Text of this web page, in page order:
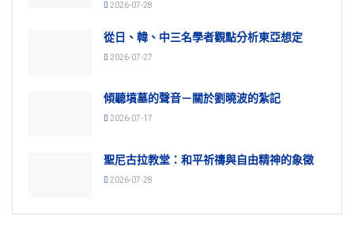
2026-07-28
從日、韓、中三名學者觀點分析東亞想定
2026-07-27
傾聽墳墓的聲音－關於劉曉波的紮記
2026-07-17
聖尼古拉教堂：和平祈禱與自由精神的象徵
2026-07-28